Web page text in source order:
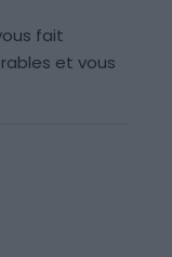
fait
et vous